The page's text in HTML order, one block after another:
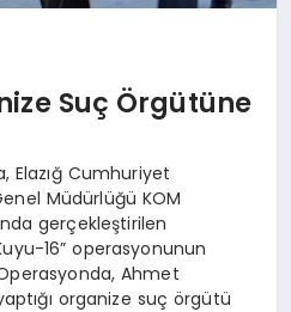
Suç Örgütüne
Elazığ Cumhuriyet
Müdürlüğü KOM
gerçekleştirilen
16” operasyonunun
Ahmet
yaptığı organize suç örgütü